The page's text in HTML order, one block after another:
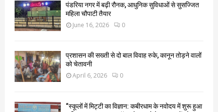
पंडरिया नगर में बढ़ी रौनक, आधुनिक सुविधाओं से सुसज्जित
महिला चौपाटी तैयार
June 16, 2026 0
प्रशासन की सख्ती से दो बाल विवाह रुके, कानून तोड़ने वालों
को चेतावनी
April 6, 2026 0
“स्कूलों में मिट्टी का विज्ञान: कबीरधाम के नवोदय में शुरू हुआ